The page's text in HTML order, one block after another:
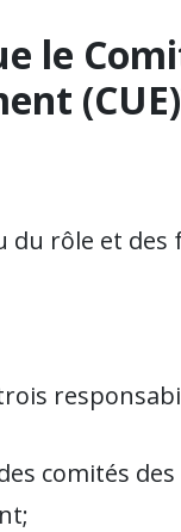
le
du rôle et des
comités des